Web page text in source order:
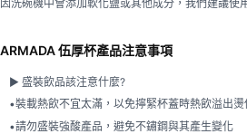
因洗碗機中會添加軟化鹽或其他成分，我們建議使
ARMADA 伍厚杯產品注意事項
► 盛裝飲品該注意什麼?
•裝載熱飲不宜太滿，以免擰緊杯蓋時熱飲溢出燙
•請勿盛裝強酸產品，避免不鏽鋼與其產生變化